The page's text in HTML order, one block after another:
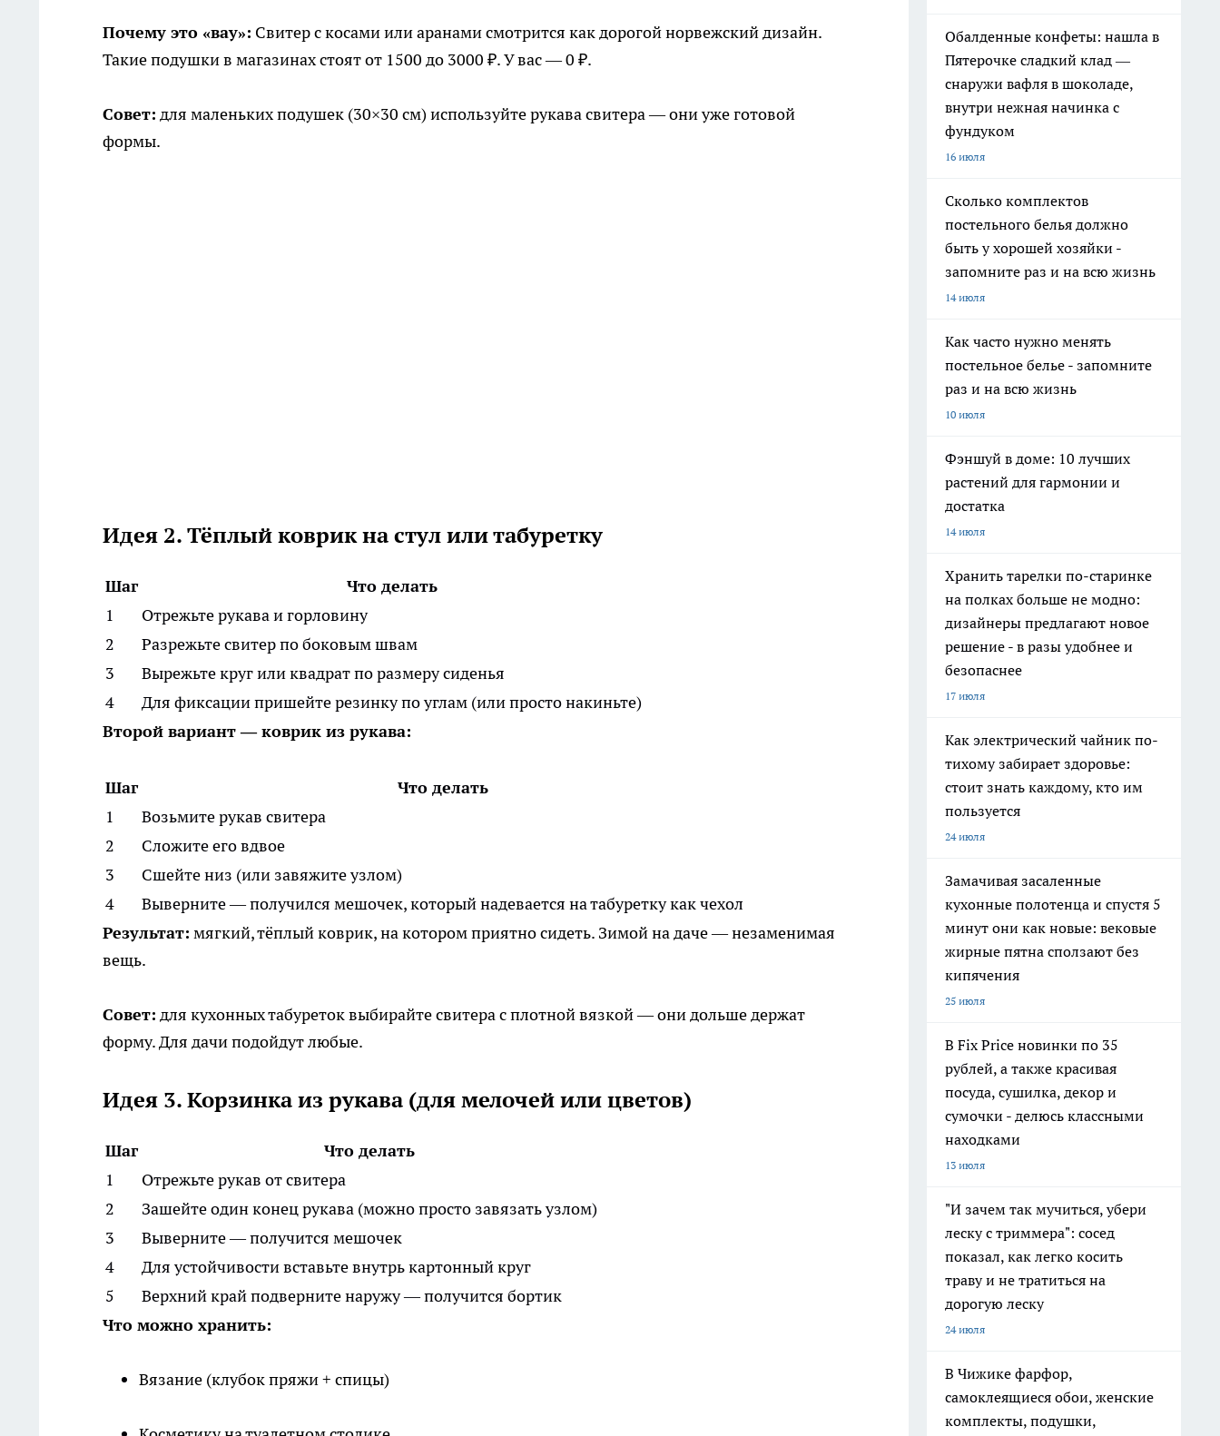
Почему это «вау»: Свитер с косами или аранами смотрится как дорогой норвежский дизайн.
Такие подушки в магазинах стоят от 1500 до 3000 ₽. У вас — 0 ₽.
Совет: для маленьких подушек (30×30 см) используйте рукава свитера — они уже готовой
формы.
Идея 2. Тёплый коврик на стул или табуретку
Шаг
Что делать
1
Отрежьте рукава и горловину
2
Разрежьте свитер по боковым швам
3
Вырежьте круг или квадрат по размеру сиденья
4
Для фиксации пришейте резинку по углам (или просто накиньте)
Второй вариант — коврик из рукава:
Шаг
Что делать
1
Возьмите рукав свитера
2
Сложите его вдвое
3
Сшейте низ (или завяжите узлом)
4
Выверните — получился мешочек, который надевается на табуретку как чехол
Результат: мягкий, тёплый коврик, на котором приятно сидеть. Зимой на даче — незаменимая
вещь.
Совет: для кухонных табуреток выбирайте свитера с плотной вязкой — они дольше держат
форму. Для дачи подойдут любые.
Идея 3. Корзинка из рукава (для мелочей или цветов)
Шаг
Что делать
1
Отрежьте рукав от свитера
2
Зашейте один конец рукава (можно просто завязать узлом)
3
Выверните — получится мешочек
4
Для устойчивости вставьте внутрь картонный круг
5
Верхний край подверните наружу — получится бортик
Что можно хранить:
Вязание (клубок пряжи + спицы)
Обалденные конфеты: нашла в
Пятерочке сладкий клад —
снаружи вафля в шоколаде,
внутри нежная начинка с
фундуком
16 июля
Сколько комплектов
постельного белья должно
быть у хорошей хозяйки -
запомните раз и на всю жизнь
14 июля
Как часто нужно менять
постельное белье - запомните
раз и на всю жизнь
10 июля
Фэншуй в доме: 10 лучших
растений для гармонии и
достатка
14 июля
Хранить тарелки по-старинке
на полках больше не модно:
дизайнеры предлагают новое
решение - в разы удобнее и
безопаснее
17 июля
Как электрический чайник по-
тихому забирает здоровье:
стоит знать каждому, кто им
пользуется
24 июля
Замачивая засаленные
кухонные полотенца и спустя 5
минут они как новые: вековые
жирные пятна сползают без
кипячения
25 июля
В Fix Price новинки по 35
рублей, а также красивая
посуда, сушилка, декор и
сумочки - делюсь классными
находками
13 июля
"И зачем так мучиться, убери
леску с триммера": сосед
показал, как легко косить
траву и не тратиться на
дорогую леску
24 июля
В Чижике фарфор,
самоклеящиеся обои, женские
комплекты, подушки,